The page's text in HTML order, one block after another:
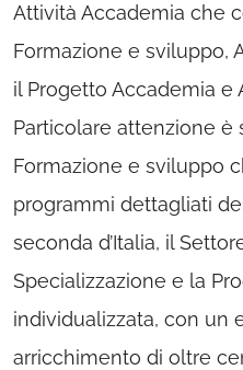
Attività Accademia che
Formazione e sviluppo,
il Progetto Accademia e
Particolare attenzione è
Formazione e sviluppo
programmi dettagliati
seconda d’Italia, il
Specializzazione e la
individualizzata, con un
arricchimento di oltre